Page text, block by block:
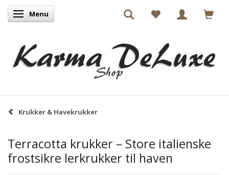
Skifte navigation
Menu
Krukker & Havekrukker
Terracotta krukker – Store italienske
frostsikre lerkrukker til haven